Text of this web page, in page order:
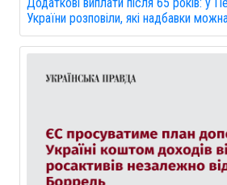
України розповіли, які надбавки